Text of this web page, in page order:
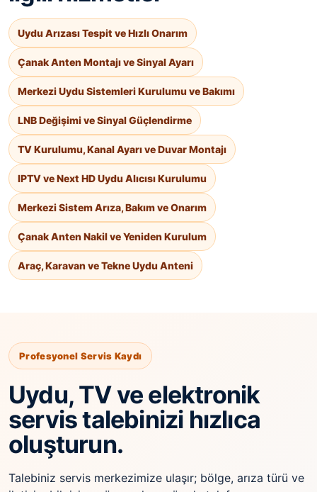
Uydu Arızası Tespit ve Hızlı Onarım
Çanak Anten Montajı ve Sinyal Ayarı
Merkezi Uydu Sistemleri Kurulumu ve Bakımı
LNB Değişimi ve Sinyal Güçlendirme
TV Kurulumu, Kanal Ayarı ve Duvar Montajı
IPTV ve Next HD Uydu Alıcısı Kurulumu
Merkezi Sistem Arıza, Bakım ve Onarım
Çanak Anten Nakil ve Yeniden Kurulum
Araç, Karavan ve Tekne Uydu Anteni
Profesyonel Servis Kaydı
Uydu, TV ve elektronik
servis talebinizi hızlıca
oluşturun.
Talebiniz servis merkezimize ulaşır; bölge, arıza türü ve